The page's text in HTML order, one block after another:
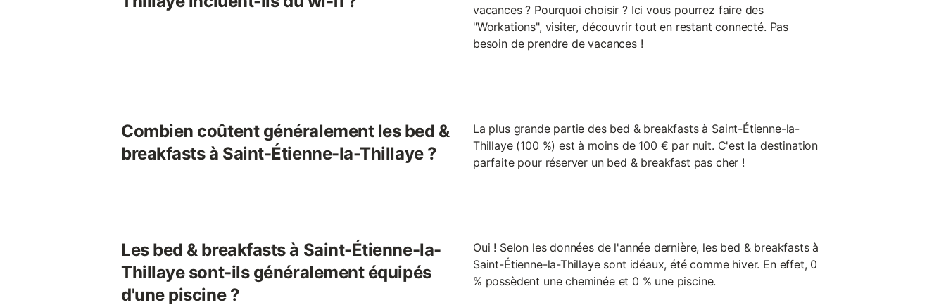
vacances ? Pourquoi choisir ? Ici vous pourrez faire des
"Workations", visiter, découvrir tout en restant connecté. Pas
besoin de prendre de vacances !
Combien coûtent généralement les bed &
breakfasts à Saint-Étienne-la-Thillaye ?
La plus grande partie des bed & breakfasts à Saint-Étienne-la-
Thillaye (100 %) est à moins de 100 € par nuit. C'est la destination
parfaite pour réserver un bed & breakfast pas cher !
Les bed & breakfasts à Saint-Étienne-la-
Thillaye sont-ils généralement équipés
d'une piscine ?
Oui ! Selon les données de l'année dernière, les bed & breakfasts à
Saint-Étienne-la-Thillaye sont idéaux, été comme hiver. En effet, 0
% possèdent une cheminée et 0 % une piscine.